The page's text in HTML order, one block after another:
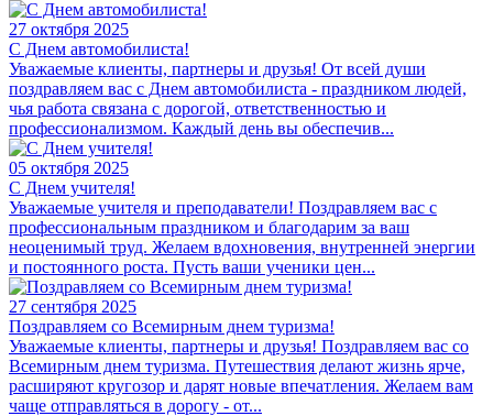
27 октября 2025
С Днем автомобилиста!
Уважаемые клиенты, партнеры и друзья! От всей души
поздравляем вас с Днем автомобилиста - праздником людей,
чья работа связана с дорогой, ответственностью и
профессионализмом. Каждый день вы обеспечив...
05 октября 2025
С Днем учителя!
Уважаемые учителя и преподаватели! Поздравляем вас с
профессиональным праздником и благодарим за ваш
неоценимый труд. Желаем вдохновения, внутренней энергии
и постоянного роста. Пусть ваши ученики цен...
27 сентября 2025
Поздравляем со Всемирным днем туризма!
Уважаемые клиенты, партнеры и друзья! Поздравляем вас со
Всемирным днем туризма. Путешествия делают жизнь ярче,
расширяют кругозор и дарят новые впечатления. Желаем вам
чаще отправляться в дорогу - от...